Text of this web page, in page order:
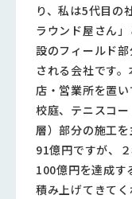
り、私は5代目の
ラウンド屋さん
設のフィールド
される会社です
店・営業所を置
校庭、テニスコ
層）部分の施工
91億円ですが、
100億円を達成す
積み上げてきて